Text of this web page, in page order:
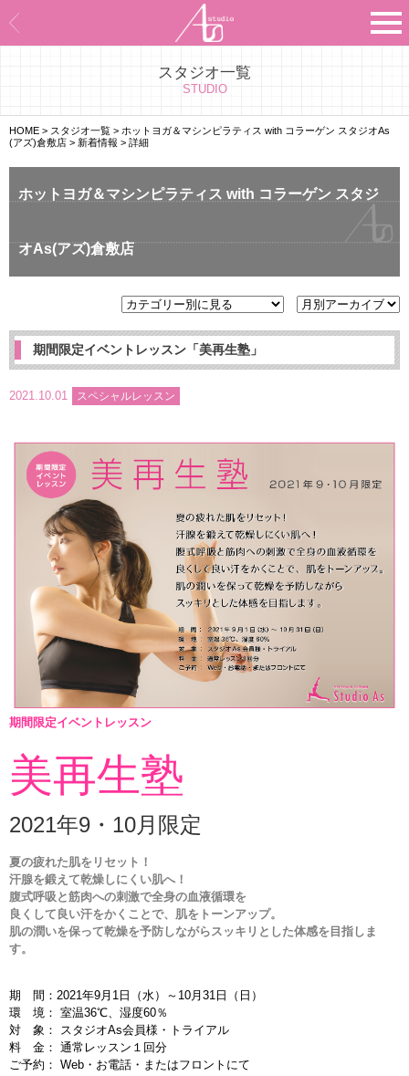
スタジオ一覧
STUDIO
HOME > スタジオ一覧 > ホットヨガ＆マシンピラティス with コラーゲン スタジオAs
(アズ)倉敷店 > 新着情報 > 詳細
ホットヨガ＆マシンピラティス with コラーゲン スタジ
オAs(アズ)倉敷店
期間限定イベントレッスン「美再生塾」
2021.10.01 スペシャルレッスン
期間限定イベントレッスン
美再生塾
2021年9・10月限定
夏の疲れた肌をリセット！
汗腺を鍛えて乾燥しにくい肌へ！
腹式呼吸と筋肉への刺激で全身の血液循環を
良くして良い汗をかくことで、肌をトーンアップ。
肌の潤いを保って乾燥を予防しながらスッキリとした体感を目指しま
す。
期 間：2021年9月1日（水）～10月31日（日）
環 境： 室温36℃、湿度60％
対 象： スタジオAs会員様・トライアル
料 金： 通常レッスン１回分
ご予約： Web・お電話・またはフロントにて
Asのコンセプト
Asのナビゲーションシステム
施設紹介
よくあるご質問
エビデンス
会社案内
指導員育成コース
セミナー開催
スタッフブログ
ご入会のご予約